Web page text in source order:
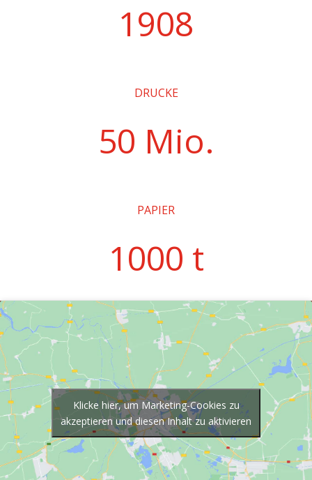
1908
DRUCKE
50 Mio.
PAPIER
1000 t
Klicke hier, um Marketing-Cookies zu
akzeptieren und diesen Inhalt zu aktivieren